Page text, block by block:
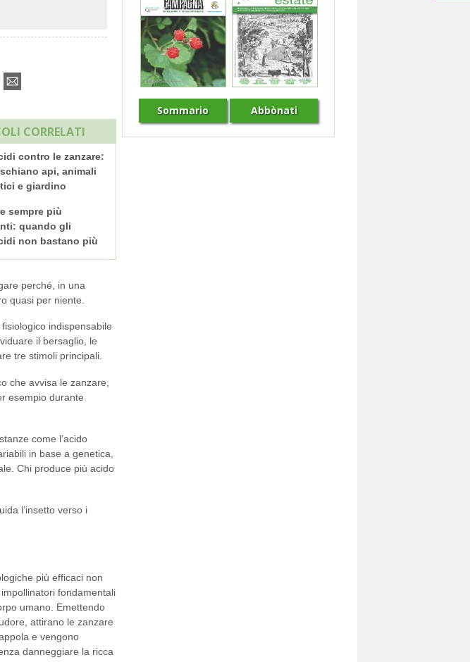
CORRELATI
contro le zanzare:
api, animali
e giardino
sempre più
quando gli
non bastano più
perché, in una
quasi per niente.
indispensabile
il bersaglio, le
tre stimoli principali.
che avvisa le zanzare,
esempio durante
come l’acido
in base a genetica,
Chi produce più acido
l’insetto verso i
più efficaci non
fondamentali
umano. Emettendo
attirano le zanzare
e vengono
danneggiare la ricca
Sommario Abbònati